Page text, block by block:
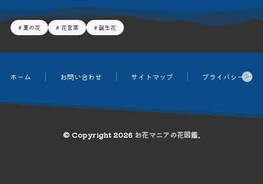
夏の花 花言葉 誕生花
ホーム お問い合わせ サイトマップ プライバシーポリ
© Copyright 2026 お花マニアの花図鑑.